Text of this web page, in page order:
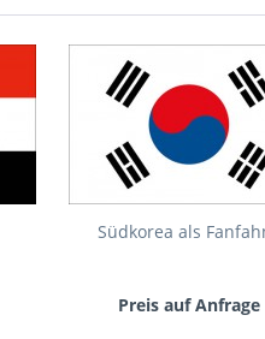
Südkorea als
Preis auf Anfrage